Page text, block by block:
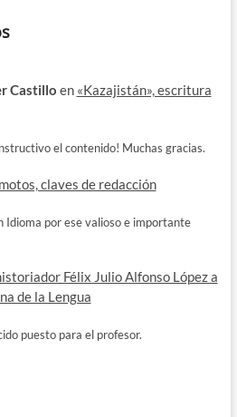
Castillo en «Kazajistán», escritura
el contenido! Muchas gracias.
claves de redacción
Idioma por ese valioso e importante
Félix Julio Alfonso López a
de la Lengua
puesto para el profesor.